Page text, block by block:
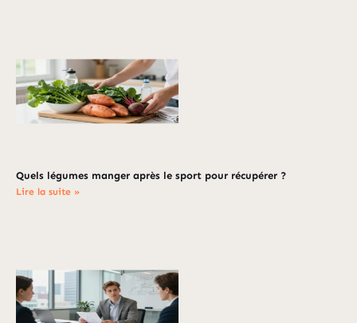
Quels légumes manger après le sport pour récupérer ?
Lire la suite »